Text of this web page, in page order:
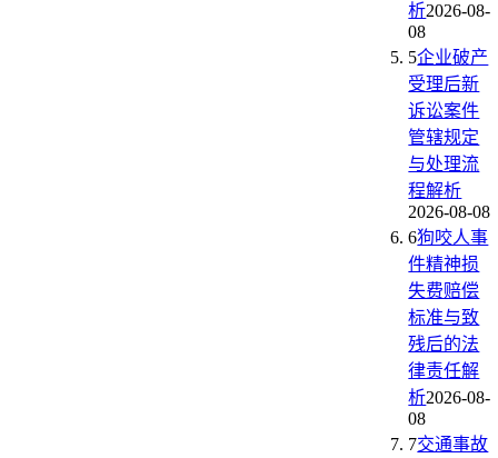
析2026-08-
08
5企业破产
受理后新
诉讼案件
管辖规定
与处理流
程解析
2026-08-08
6狗咬人事
件精神损
失费赔偿
标准与致
残后的法
律责任解
析2026-08-
08
7交通事故